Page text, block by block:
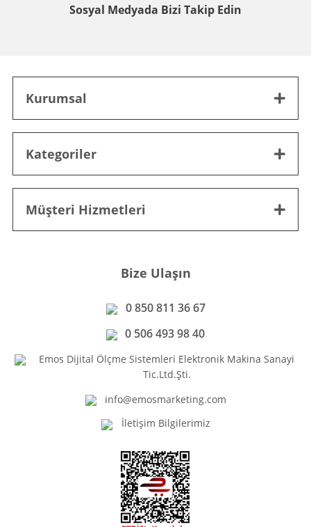
Sosyal Medyada Bizi Takip Edin
Kurumsal
Kategoriler
Müşteri Hizmetleri
Bize Ulaşın
0 850 811 36 67
0 506 493 98 40
Emos Dijital Ölçme Sistemleri Elektronik Makina Sanayi
Tic.Ltd.Şti.
info@emosmarketing.com
İletişim Bilgilerimiz